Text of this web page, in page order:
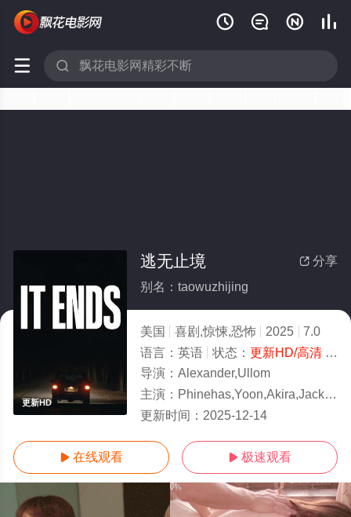
   
 
更新HD
 分享
逃无止境
别名：taowuzhijing
美国 喜剧,惊悚,恐怖 2025
7.0
语言： 英语 状态： 更新HD/高清- 免费在线观看
导演： Alexander,Ullom
主演： Phinehas,Yoon,Akira,Jackson,Noah,To
更新时间： 2025-12-14
 在线观看  极速观看